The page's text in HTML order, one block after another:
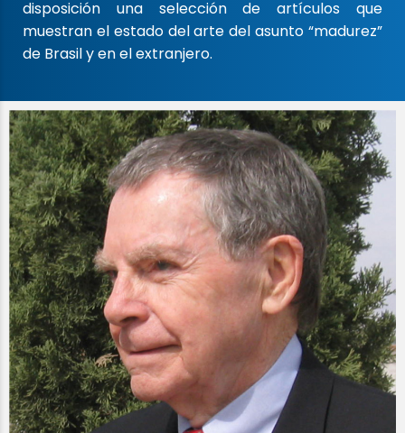
disposición una selección de artículos que
muestran el estado del arte del asunto “madurez”
de Brasil y en el extranjero.